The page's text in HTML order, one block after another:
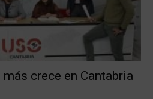
crece en Cantabria